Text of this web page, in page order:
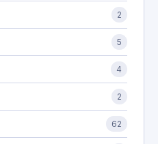
2
5
4
2
62